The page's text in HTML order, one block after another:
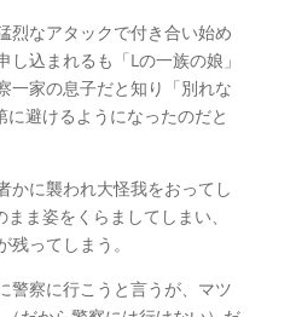
烈なアタックで付き合い始め
込まれるも「Lの一族の娘」
一家の息子だと知り「別れな
避けるようになったのだと
かに襲われ大怪我をおってし
ま姿をくらましてしまい、
ってしまう。
警察に行こうと言うが、マツ